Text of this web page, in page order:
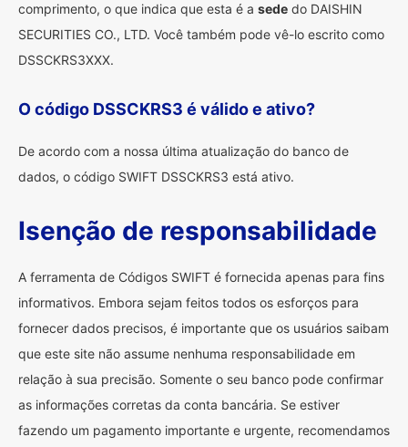
comprimento, o que indica que esta é a sede do DAISHIN
SECURITIES CO., LTD. Você também pode vê-lo escrito como
DSSCKRS3XXX.
O código DSSCKRS3 é válido e ativo?
De acordo com a nossa última atualização do banco de
dados, o código SWIFT DSSCKRS3 está ativo.
Isenção de responsabilidade
A ferramenta de Códigos SWIFT é fornecida apenas para fins
informativos. Embora sejam feitos todos os esforços para
fornecer dados precisos, é importante que os usuários saibam
que este site não assume nenhuma responsabilidade em
relação à sua precisão. Somente o seu banco pode confirmar
as informações corretas da conta bancária. Se estiver
fazendo um pagamento importante e urgente, recomendamos